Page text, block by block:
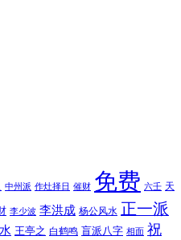
中州派 作灶择日 催财 免费 六壬 天
李少波 李洪成 杨公风水 正一派
王亭之 白鹤鸣 盲派八字 相面 祝